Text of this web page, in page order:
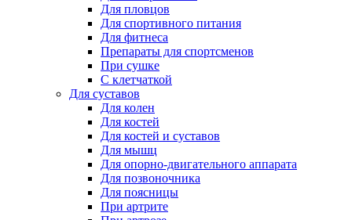
Для пловцов
Для спортивного питания
Для фитнеса
Препараты для спортсменов
При сушке
С клетчаткой
Для суставов
Для колен
Для костей
Для костей и суставов
Для мышц
Для опорно-двигательного аппарата
Для позвоночника
Для поясницы
При артрите